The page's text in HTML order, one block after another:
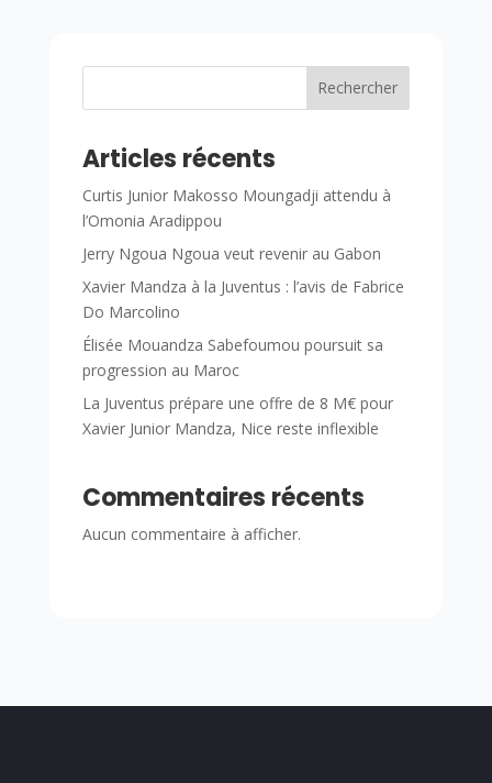
Rechercher
Articles récents
Curtis Junior Makosso Moungadji attendu à
l’Omonia Aradippou
Jerry Ngoua Ngoua veut revenir au Gabon
Xavier Mandza à la Juventus : l’avis de Fabrice
Do Marcolino
Élisée Mouandza Sabefoumou poursuit sa
progression au Maroc
La Juventus prépare une offre de 8 M€ pour
Xavier Junior Mandza, Nice reste inflexible
Commentaires récents
Aucun commentaire à afficher.